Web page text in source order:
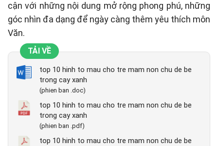
cận với những nội dung mở rộng phong phú, những
góc nhìn đa dạng để ngày càng thêm yêu thích môn
Văn.
TẢI VỀ
top 10 hinh to mau cho tre mam non chu de be
trong cay xanh
(phien ban .doc)
top 10 hinh to mau cho tre mam non chu de be
trong cay xanh
(phien ban .pdf)
top 10 hinh to mau cho tre mam non chu de be